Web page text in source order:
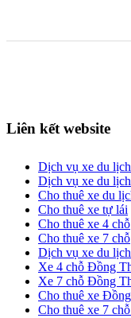
Liên kết website
Dịch vụ xe du
Dịch vụ xe du lịch
Cho thuê xe du
Cho thuê xe tự lái
Cho thuê xe 4 chỗ
Cho thuê xe 7 chỗ
Dịch vụ xe du
Xe 4 chỗ Đồng
Xe 7 chỗ Đồng
Cho thuê xe
Cho thuê xe 7